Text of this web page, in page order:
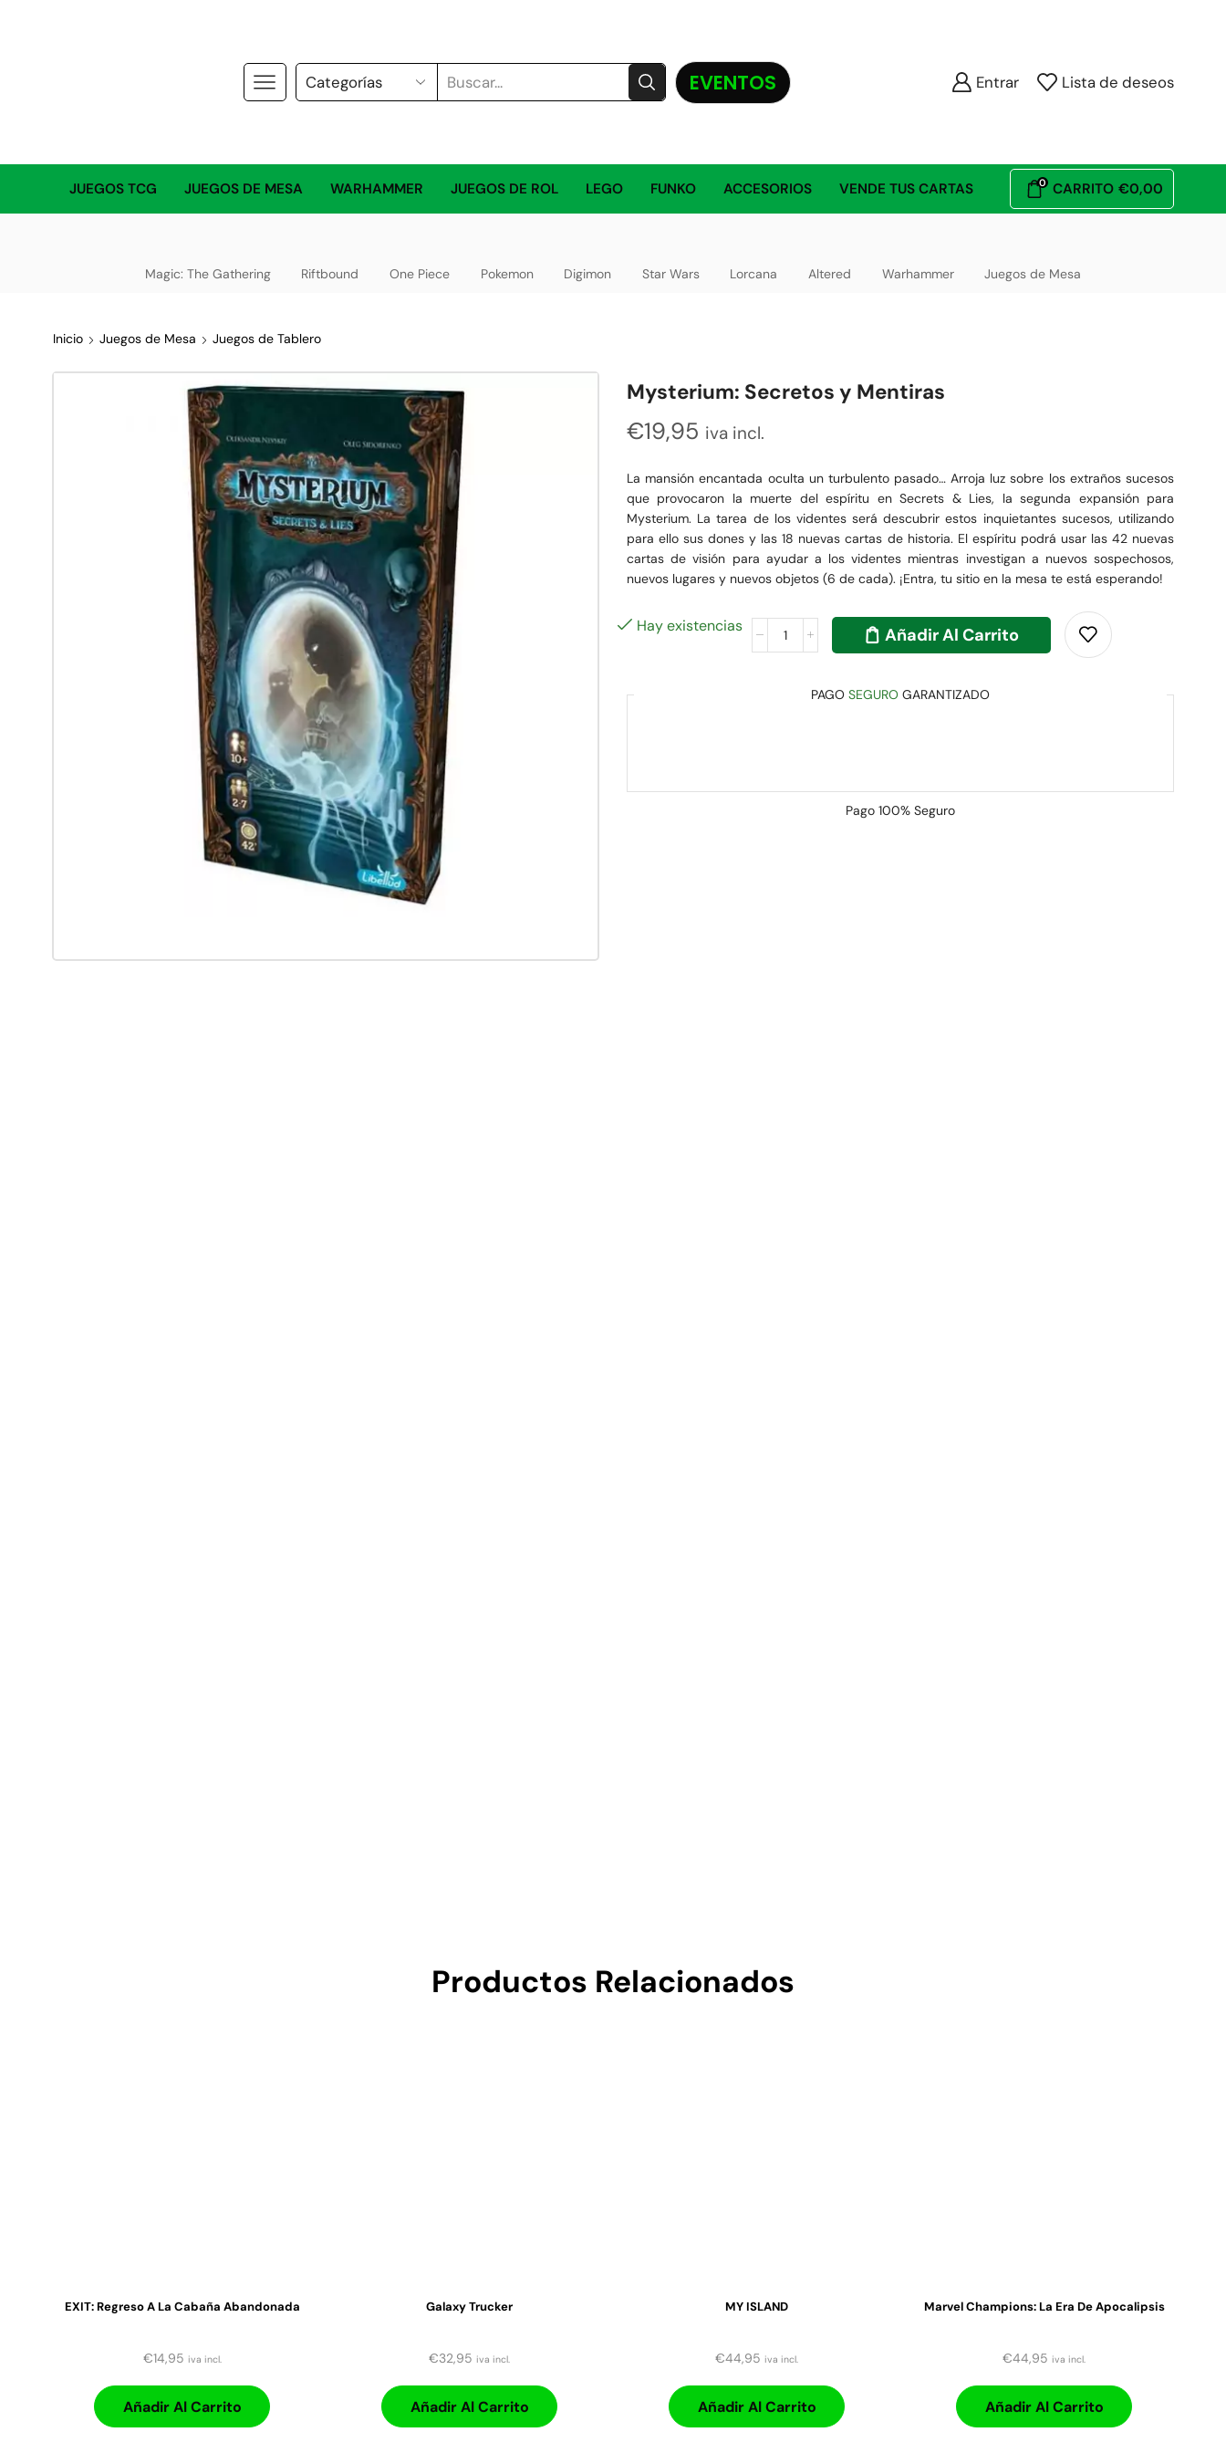
EVENTOS Entrar Lista de deseos
JUEGOS TCG JUEGOS DE MESA WARHAMMER JUEGOS DE ROL LEGO FUNKO ACCESORIOS VENDE TUS CARTAS 0 CARRITO €0,00
Magic: The Gathering Riftbound One Piece Pokemon Digimon Star Wars Lorcana Altered Warhammer Juegos de Mesa
Inicio Juegos de Mesa Juegos de Tablero
Mysterium: Secretos y Mentiras
€19,95 iva incl.
La mansión encantada oculta un turbulento pasado… Arroja luz sobre los extraños sucesos
que provocaron la muerte del espíritu en Secrets & Lies, la segunda expansión para
Mysterium. La tarea de los videntes será descubrir estos inquietantes sucesos, utilizando
para ello sus dones y las 18 nuevas cartas de historia. El espíritu podrá usar las 42 nuevas
cartas de visión para ayudar a los videntes mientras investigan a nuevos sospechosos,
nuevos lugares y nuevos objetos (6 de cada). ¡Entra, tu sitio en la mesa te está esperando!
Hay existencias Añadir Al Carrito
PAGO SEGURO GARANTIZADO
Pago 100% Seguro
Productos Relacionados
EXIT: Regreso A La Cabaña Abandonada
€14,95 iva incl.
Añadir Al Carrito
Galaxy Trucker
€32,95 iva incl.
Añadir Al Carrito
MY ISLAND
€44,95 iva incl.
Añadir Al Carrito
Marvel Champions: La Era De Apocalipsis
€44,95 iva incl.
Añadir Al Carrito